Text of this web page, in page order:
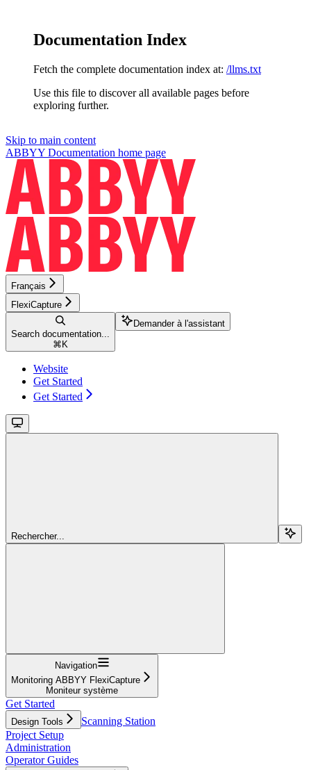
Documentation Index
Fetch the complete documentation index at: /llms.txt
Use this file to discover all available pages before
exploring further.
Skip to main content
ABBYY Documentation home page
Français
FlexiCapture
Search documentation...
⌘ K
Demander à l'assistant
Website
Get Started
Get Started
Rechercher...
Navigation
Monitoring ABBYY FlexiCapture
Moniteur système
Get Started
Design Tools
Scanning Station
Project Setup
Administration
Operator Guides